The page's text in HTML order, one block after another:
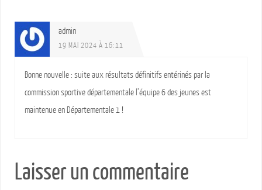
admin
19 MAI 2024 À 16:11
Bonne nouvelle : suite aux résultats définitifs entérinés par la
commission sportive départementale l’équipe 6 des jeunes est
maintenue en Départementale 1 !
Laisser un commentaire